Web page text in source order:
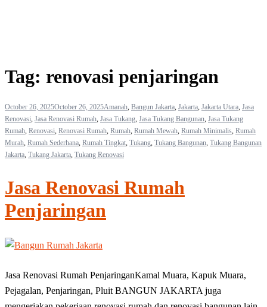
Tag: renovasi penjaringan
October 26, 2025October 26, 2025Amanah, Bangun Jakarta, Jakarta, Jakarta Utara, Jasa
Renovasi, Jasa Renovasi Rumah, Jasa Tukang, Jasa Tukang Bangunan, Jasa Tukang
Rumah, Renovasi, Renovasi Rumah, Rumah, Rumah Mewah, Rumah Minimalis, Rumah
Murah, Rumah Sederhana, Rumah Tingkat, Tukang, Tukang Bangunan, Tukang Bangunan
Jakarta, Tukang Jakarta, Tukang Renovasi
Jasa Renovasi Rumah
Penjaringan
Jasa Renovasi Rumah PenjaringanKamal Muara, Kapuk Muara,
Pejagalan, Penjaringan, Pluit BANGUN JAKARTA juga